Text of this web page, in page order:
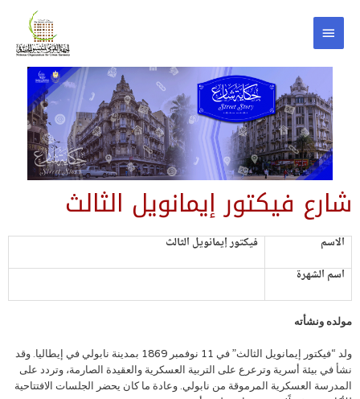
شارع فيكتور إيمانويل الثالث
الاسم
فيكتور إيمانويل الثالث
اسم الشهرة
مولده ونشأته
ولد “فيكتور إيمانويل الثالث” في 11 نوفمبر 1869 بمدينة نابولي في إيطاليا. وقد
نشأ في بيئة أسرية وترعرع على التربية العسكرية والعقيدة الصارمة، وتردد على
المدرسة العسكرية المرموقة من نابولي. وعادة ما كان يحضر الجلسات الافتتاحية